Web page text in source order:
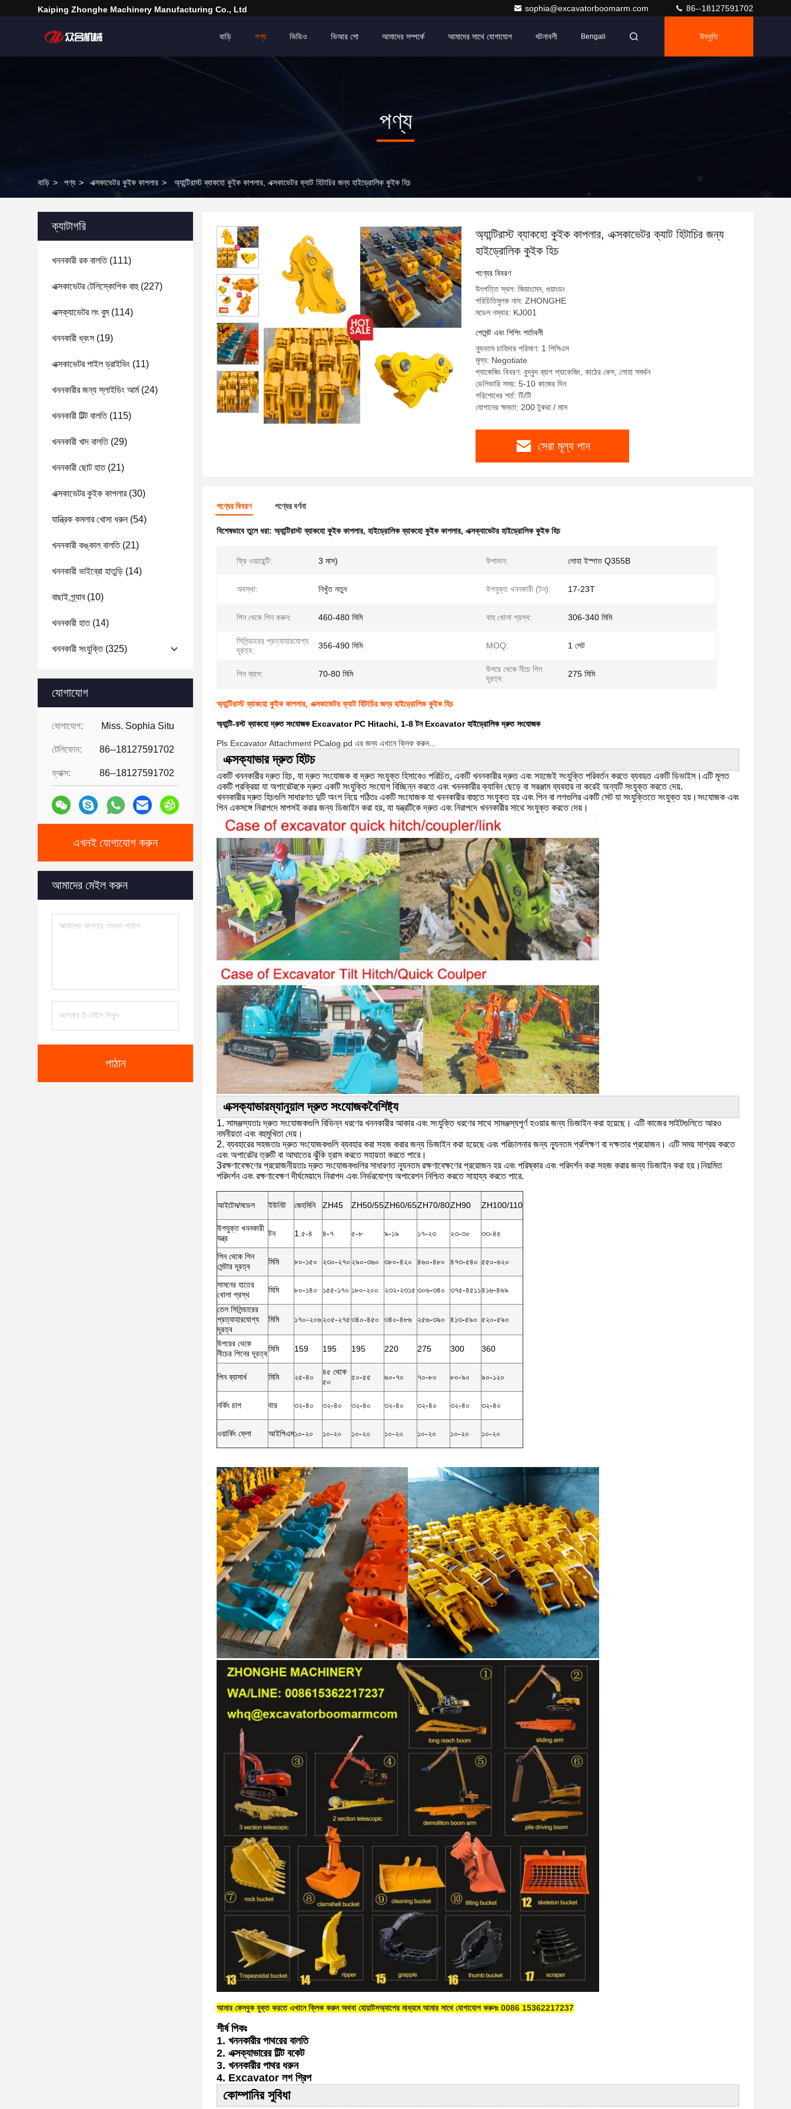
Kaiping Zhonghe Machinery Manufacturing Co., Ltd sophia@excavatorboomarm.com 86--18127591702
বাড়ি পণ্য ভিডিও ভিআর শো আমাদের সম্পর্কে আমাদের সাথে যোগাযোগ ঘটনাবলী Bengali উদ্ধৃতি
পণ্য
বাড়ি > পণ্য > এক্সকাভেটর কুইক কাপলার > অ্যান্টিরাস্ট ব্যাকহো কুইক কাপলার, এক্সকাভেটর ক্যাট হিটাচির জন্য হাইড্রোলিক কুইক হিচ
ক্যাটাগরি
খননকারী রক বালতি(111)
এক্সকাভেটর টেলিস্কোপিক বাহু(227)
এক্সক্যাভেটর লং বুম(114)
খননকারী ধ্বংস(19)
এক্সকাভেটর পাইল ড্রাইভিং (11)
খননকারীর জন্য স্লাইডিং আর্ম(24)
খননকারী টিল্ট বালতি(115)
খননকারী খাদ বালতি(29)
খননকারী ছোট হাত(21)
এক্সকাভেটর কুইক কাপলার(30)
যান্ত্রিক কমলার খোসা ধরুন(54)
খননকারী কঙ্কাল বালতি(21)
খননকারী ভাইব্রো হাতুড়ি (14)
বাছাই গ্র্যাব(10)
খননকারী হাত(14)
খননকারী সংযুক্তি(325)
যোগাযোগ
যোগাযোগ: Miss. Sophia Situ
টেলিফোন: 86--18127591702
ফ্যাক্স: 86--18127591702
এখনই যোগাযোগ করুন
আমাদের মেইল ​​করুন
পাঠান
অ্যান্টিরাস্ট ব্যাকহো কুইক কাপলার, এক্সকাভেটর ক্যাট হিটাচির জন্য
হাইড্রোলিক কুইক হিচ
পণ্যের বিবরণ
উৎপত্তি স্থল: জিয়াংমেন, গুয়াংডং
পরিচিতিমুলক নাম: ZHONGHE
মডেল নম্বার: KJ001
পেমেন্ট এবং শিপিং শর্তাবলী
ন্যূনতম চাহিদার পরিমাণ: 1 পিসিএস
মূল্য: Negotiate
প্যাকেজিং বিবরণ: বুদ্বুদ ব্যাগ প্যাকেজিং, কাঠের কেস, লোহা সমর্থন
ডেলিভারি সময়: 5-10 কাজের দিন
পরিশোধের শর্ত: টি/টি
যোগানের ক্ষমতা: 200 টুকরা / মাস
সেরা মূল্য পান
পণ্যের বিবরণ পণ্যের বর্ণনা
বিশেষভাবে তুলে ধরা: অ্যান্টিরাস্ট ব্যাকহো কুইক কাপলার, হাইড্রোলিক ব্যাকহো কুইক কাপলার, এক্সক্যাভেটর হাইড্রোলিক কুইক হিচ
ফ্রি ওয়ারেন্টি: 3 মাস) উপাদান: লোহা ইস্পাত Q355B
অবস্থা: নিখুঁত নতুন উপযুক্ত খননকারী (টন): 17-23T
পিন থেকে পিন করুন: 460-480 মিমি বাহু খোলা প্রস্থ: 306-340 মিমি
সিলিন্ডারের প্রত্যাহারযোগ্য
দূরত্ব:
356-490 মিমি MOQ: 1 সেট
পিন ব্যাস: 70-80 মিমি
উপরে থেকে নীচে পিন
দূরত্ব:
275 মিমি
অ্যান্টিরাস্ট ব্যাকহো কুইক কাপলার, এক্সকাভেটর ক্যাট হিটাচির জন্য হাইড্রোলিক কুইক হিচ
অ্যান্টি-রস্ট ব্যাকহো দ্রুত সংযোজক Excavator PC Hitachi, 1-8 টন Excavator হাইড্রোলিক দ্রুত সংযোজক
Pls Excavator Attachment PCalog.pd এর জন্য এখানে ক্লিক করুন...
এক্সক্যাভার দ্রুত হিটচ
একটি খননকারীর দ্রুত হিচ, যা দ্রুত সংযোজক বা দ্রুত সংযুক্ত হিসাবেও পরিচিত, একটি খননকারীর দ্রুত এবং সহজেই সংযুক্তি পরিবর্তন করতে ব্যবহৃত একটি ডিভাইস।এটি মূলত
একটি প্রক্রিয়া যা অপারেটরকে দ্রুত একটি সংযুক্তি সংযোগ বিচ্ছিন্ন করতে এবং খননকারীর ক্যাবিন ছেড়ে বা সরঞ্জাম ব্যবহার না করেই অন্যটি সংযুক্ত করতে দেয়.
খননকারীর দ্রুত হিচগুলি সাধারণত দুটি অংশ নিয়ে গঠিতঃ একটি সংযোজক যা খননকারীর বাহুতে সংযুক্ত হয় এবং পিন বা লগগুলির একটি সেট যা সংযুক্তিতে সংযুক্ত হয়।সংযোজক এবং
পিন একসঙ্গে নিরাপদে মাপসই করার জন্য ডিজাইন করা হয়, যা যন্ত্রটিকে দ্রুত এবং নিরাপদে খননকারীর সাথে সংযুক্ত করতে দেয়।
এক্সক্যাভারম্যানুয়াল দ্রুত সংযোজকবৈশিষ্ট্য
1. সামঞ্জস্যতাঃ দ্রুত সংযোজকগুলি বিভিন্ন ধরণের খননকারীর আকার এবং সংযুক্তি ধরণের সাথে সামঞ্জস্যপূর্ণ হওয়ার জন্য ডিজাইন করা হয়েছে। এটি কাজের সাইটগুলিতে আরও
নমনীয়তা এবং বহুমুখিতা দেয়।
2. ব্যবহারের সহজতাঃ দ্রুত সংযোজকগুলি ব্যবহার করা সহজ করার জন্য ডিজাইন করা হয়েছে এবং পরিচালনার জন্য ন্যূনতম প্রশিক্ষণ বা দক্ষতার প্রয়োজন। এটি সময় সাশ্রয় করতে
এবং অপারেটর ত্রুটি বা আঘাতের ঝুঁকি হ্রাস করতে সহায়তা করতে পারে।
3রক্ষণাবেক্ষণের প্রয়োজনীয়তাঃ দ্রুত সংযোজকগুলির সাধারণত ন্যূনতম রক্ষণাবেক্ষণের প্রয়োজন হয় এবং পরিষ্কার এবং পরিদর্শন করা সহজ করার জন্য ডিজাইন করা হয়।নিয়মিত
পরিদর্শন এবং রক্ষণাবেক্ষণ দীর্ঘমেয়াদে নিরাপদ এবং নির্ভরযোগ্য অপারেশন নিশ্চিত করতে সাহায্য করতে পারে.
আইটেম/মডেল ইউনিট জেহমিনি ZH45 ZH50/55ZH60/65ZH70/80ZH90 ZH100/110
উপযুক্ত খননকারী
যন্ত্র
টন 1.৫-৪ ৪-৭ ৫-৮ ৯-১৯ ১৭-২৩ ২৩-৩০ ৩৩-৪৫
পিন থেকে পিন
সেন্টার দূরত্ব
মিমি ৮০-১৫০ ২৩০-২৭০২৯০-৩৬০ ৩৮০-৪২০ ৪৬০-৪৮০ ৪৭৩-৫৪০ ৫৫০-৬২০
সামনের হাতের
খোলা প্রস্থ
মিমি ৮০-১৪০ ১৫৫-১৭০ ১৮০-২০০ ২৩২-২৩১৫ ৩০৬-৩৪০ ৩৭৫-৪৫১১৪১৬-৪৬৯
তেল সিলিন্ডারের
প্রত্যাহারযোগ্য
দূরত্ব
মিমি ১৭০-২০৬২০৫-২৭৫৩৪০-৪৫০ ৩৪০-৪৮৬ ২৫৬-৩৯০ ৪১৩-৫৯০ ৫২০-৫৯০
উপরের থেকে
নীচের পিনের দূরত্বমিমি 159 195 195 220 275 300 360
পিন ব্যাসার্ধ মিমি ২৫-৪০
৪৫ থেকে
৫০
৫০-৫৫ ৬০-৭০ ৭০-৮০ ৮০-৯০ ৯০-১২০
নর্কিং চাপ বার ৩২-৪০ ৩২-৪০ ৩২-৪০ ৩২-৪০ ৩২-৪০ ৩২-৪০ ৩২-৪০
ওয়ার্কিং ফ্লো আইপিএম১০-২০ ১০-২০ ১০-২০ ১০-২০ ১০-২০ ১০-২০ ১০-২০
আমার ফেসবুক যুক্ত করতে এখানে ক্লিক করুন অথবা হোয়াটসঅ্যাপের মাধ্যমে আমার সাথে যোগাযোগ করুনঃ 0086 15362217237
শীর্ষ পিকঃ
1. খননকারীর পাথরের বালতি
2. এক্সক্যাভারের টিল্ট বকেট
3. খননকারীর পাথর ধরুন
4. Excavator লগ গ্রিপ
কোম্পানির সুবিধা